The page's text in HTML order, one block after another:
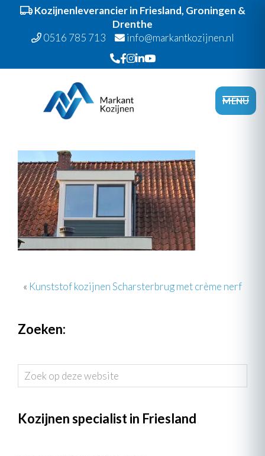
Kozijnenleverancier in Friesland, Groningen &
Drenthe
0516 785 713
info@markantkozijnen.nl
hoofdnavigatie
hoofd
MENU
« Kunststof kozijnen Scharsterbrug met crème nerf
Zoeken:
Zoek
op
website
Kozijnen specialist in Friesland